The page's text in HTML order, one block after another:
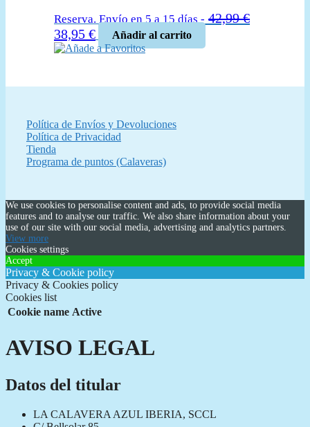
Reserva. Envío en 5 a 15 días - 42,99€
El
precio
38,95 €El
precio
Añadir al carrito
Añade a Favoritos
Política de Envíos y Devoluciones
Política de Privacidad
Tienda
Programa de puntos (Calaveras)
We use cookies to personalise content and ads, to provide social media
features and to analyse our traffic. We also share information about your
use of our site with our social media, advertising and analytics partners.
View more
Cookies settings
Accept
Privacy & Cookie policy
Privacy & Cookies policy
Cookies list
Cookie name Active
AVISO LEGAL
Datos del titular
LA CALAVERA AZUL IBERIA, SCCL